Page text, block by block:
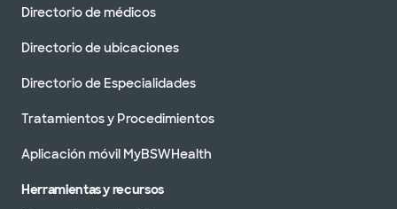
Directorio de médicos
Directorio de ubicaciones
Directorio de Especialidades
Tratamientos y Procedimientos
Aplicación móvil MyBSWHealth
Herramientas y recursos